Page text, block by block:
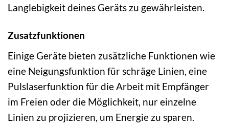
Langlebigkeit deines Geräts zu gewährleisten.
Zusatzfunktionen
Einige Geräte bieten zusätzliche Funktionen wie
eine Neigungsfunktion für schräge Linien, eine
Pulslaserfunktion für die Arbeit mit Empfänger
im Freien oder die Möglichkeit, nur einzelne
Linien zu projizieren, um Energie zu sparen.